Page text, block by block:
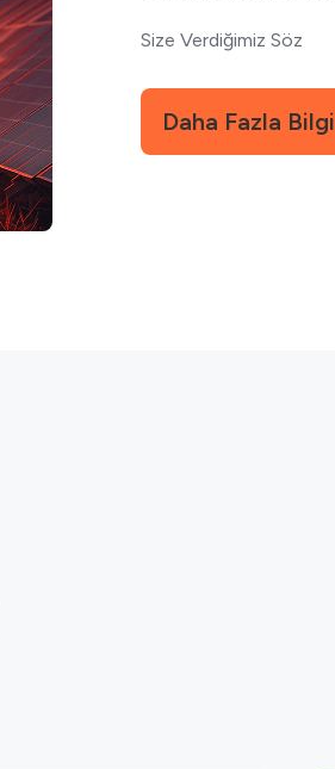
Size Verdiğimiz Söz
Daha Fazla Bilgi